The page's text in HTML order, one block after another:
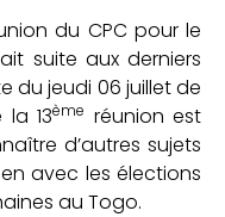
du CPC pour le
suite aux derniers
du jeudi 06 juillet de
13ème réunion est
d’autres sujets
avec les élections
au Togo.